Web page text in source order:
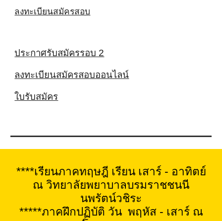
ลงทะเบียนสมัครสอบ
ประกาศรับสมัครรอบ 2
ลงทะเบียนสมัครสอบออนไลน์
ใบรับสมัคร
****เรียนภาคทฤษฎี เรียน เสาร์ - อาทิตย์
ณ วิทยาลัยพยาบาลบรมราชชนนี
นพรัตน์วชิระ
*****ภาคฝึกปฏิบัติ วัน พฤหัส - เสาร์ ณ